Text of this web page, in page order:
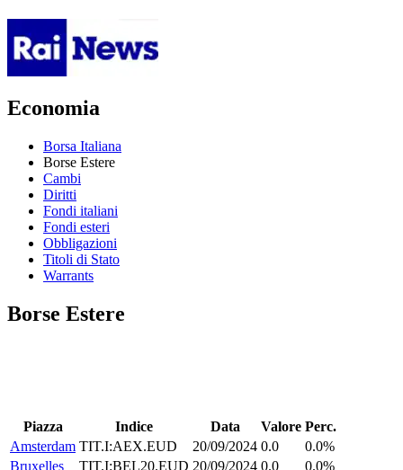
Economia
Borsa Italiana
Borse Estere
Cambi
Diritti
Fondi italiani
Fondi esteri
Obbligazioni
Titoli di Stato
Warrants
Borse Estere
Piazza Indice Data Valore Perc.
Amsterdam TIT.I:AEX.EUD 20/09/2024 0.0
0.0%
Bruxelles
TIT.I:BEL20.EUD 20/09/2024 0.0
0.0%